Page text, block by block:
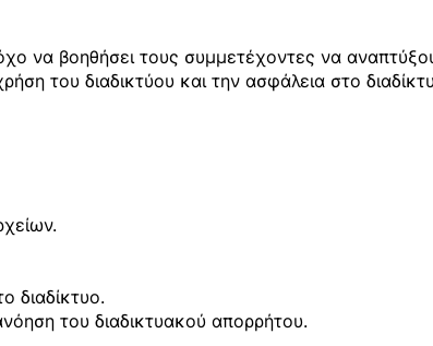
να βοηθήσει τους συμμετέχοντες να
του διαδικτύου και την ασφάλεια στο
διαδίκτυο.
του διαδικτυακού απορρήτου.